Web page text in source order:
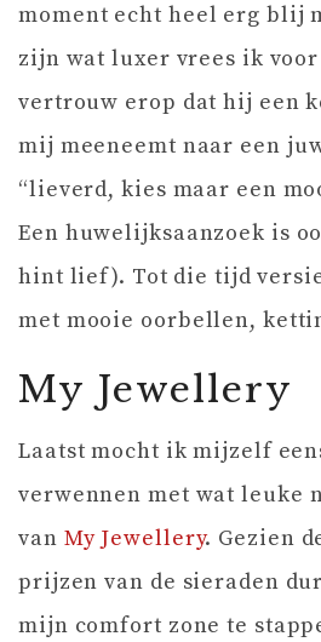
moment echt heel erg blij
zijn wat luxer vrees ik
vertrouw erop dat hij een
mij meeneemt naar een
“lieverd, kies maar een
Een huwelijksaanzoek is
hint lief). Tot die tijd
met mooie oorbellen,
My Jewellery
Laatst mocht ik mijzelf
verwennen met wat leuke
van My Jewellery. Gezien
prijzen van de sieraden
mijn comfort zone te